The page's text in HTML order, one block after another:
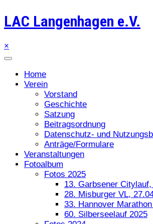
LAC Langenhagen e.V.
×
Home
Verein
Vorstand
Geschichte
Satzung
Beitragsordnung
Datenschutz- und
Anträge/Formulare
Veranstaltungen
Fotoalbum
Fotos 2025
13. Garbsener
28. Misburger VL,
33. Hannover
60. Silberseelauf 2025